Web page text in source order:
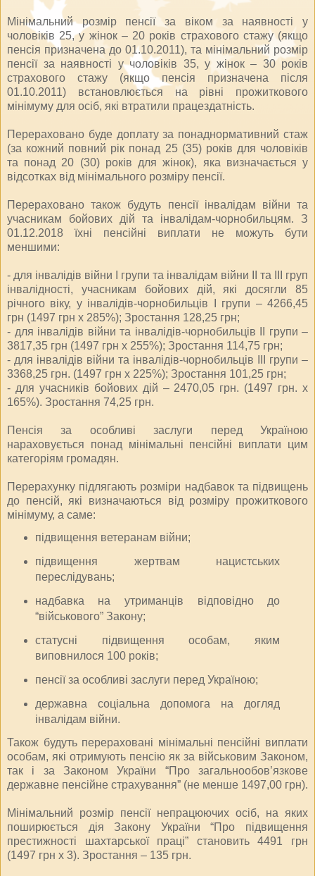
Мінімальний розмір пенсії за віком за наявності у
чоловіків 25, у жінок – 20 років страхового стажу (якщо
пенсія призначена до 01.10.2011), та мінімальний розмір
пенсії за наявності у чоловіків 35, у жінок – 30 років
страхового стажу (якщо пенсія призначена після
01.10.2011) встановлюється на рівні прожиткового
мінімуму для осіб, які втратили працездатність.
Перераховано буде доплату за понаднормативний стаж
(за кожний повний рік понад 25 (35) років для чоловіків
та понад 20 (30) років для жінок), яка визначається у
відсотках від мінімального розміру пенсії.
Перераховано також будуть пенсії інвалідам війни та
учасникам бойових дій та інвалідам-чорнобильцям. З
01.12.2018 їхні пенсійні виплати не можуть бути
меншими:
- для інвалідів війни І групи та інвалідам війни ІІ та ІІІ груп
інвалідності, учасникам бойових дій, які досягли 85
річного віку, у інвалідів-чорнобильців І групи – 4266,45
грн (1497 грн х 285%); Зростання 128,25 грн;
- для інвалідів війни та інвалідів-чорнобильців ІІ групи –
3817,35 грн (1497 грн х 255%); Зростання 114,75 грн;
- для інвалідів війни та інвалідів-чорнобильців ІІІ групи –
3368,25 грн. (1497 грн х 225%); Зростання 101,25 грн;
- для учасників бойових дій – 2470,05 грн. (1497 грн. х
165%). Зростання 74,25 грн.
Пенсія за особливі заслуги перед Україною
нараховується понад мінімальні пенсійні виплати цим
категоріям громадян.
Перерахунку підлягають розміри надбавок та підвищень
до пенсій, які визначаються від розміру прожиткового
мінімуму, а саме:
підвищення ветеранам війни;
підвищення жертвам нацистських
переслідувань;
надбавка на утриманців відповідно до
“військового” Закону;
статусні підвищення особам, яким
виповнилося 100 років;
пенсії за особливі заслуги перед Україною;
державна соціальна допомога на догляд
інвалідам війни.
Також будуть перераховані мінімальні пенсійні виплати
особам, які отримують пенсію як за військовим Законом,
так і за Законом України “Про загальнообов’язкове
державне пенсійне страхування” (не менше 1497,00 грн).
Мінімальний розмір пенсії непрацюючих осіб, на яких
поширюється дія Закону України “Про підвищення
престижності шахтарської праці” становить 4491 грн
(1497 грн х 3). Зростання – 135 грн.